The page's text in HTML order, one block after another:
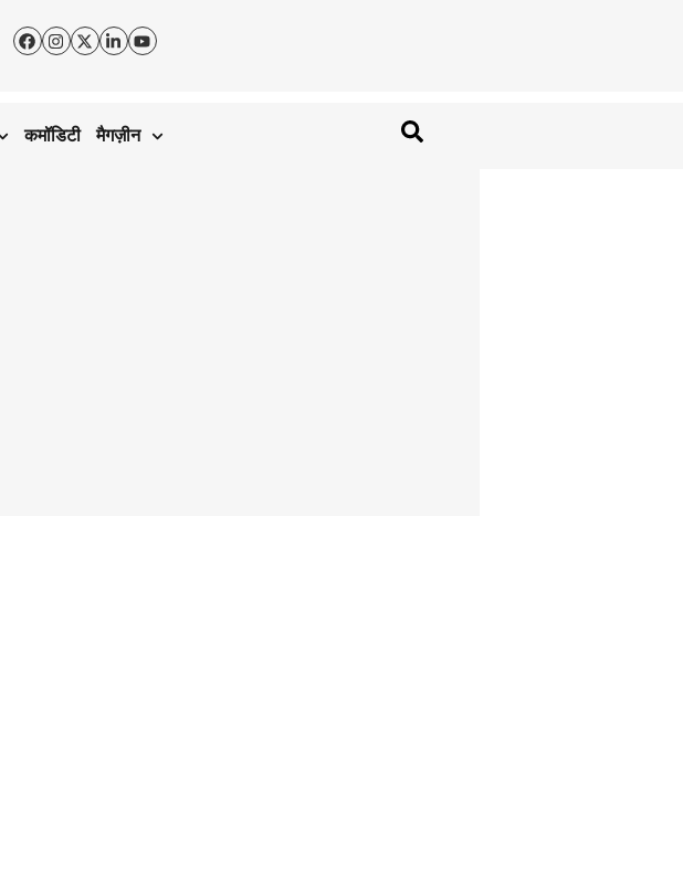
कमॉडिटी मैगज़ीन